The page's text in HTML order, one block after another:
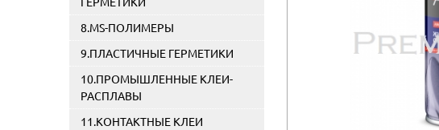
8.MS-ПОЛИМЕРЫ
9.ПЛАСТИЧНЫЕ ГЕРМЕТИКИ
10.ПРОМЫШЛЕННЫЕ КЛЕИ-
РАСПЛАВЫ
11.КОНТАКТНЫЕ КЛЕИ